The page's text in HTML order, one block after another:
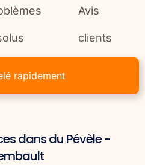
Avis
clients
rapidement
dans du Pévèle -